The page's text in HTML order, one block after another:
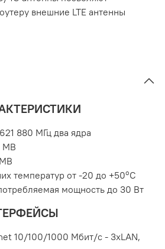
внешние LTE антенны
880 МГц два ядра
температур от -20 до +50оС
мощность до 30 Вт
10/100/1000 Мбит/с - 3xLAN,